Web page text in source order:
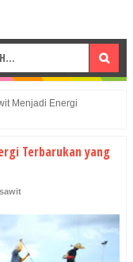
Menjadi Energi
Terbarukan yang